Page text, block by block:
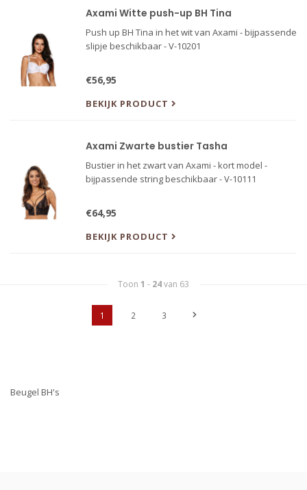
Axami Witte push-up BH Tina
Push up BH Tina in het wit van Axami - bijpassende
slipje beschikbaar - V-10201
€56,95
BEKIJK PRODUCT
Axami Zwarte bustier Tasha
Bustier in het zwart van Axami - kort model -
bijpassende string beschikbaar - V-10111
€64,95
BEKIJK PRODUCT
Toon 1 - 24van 63
1 2 3
Beugel BH's